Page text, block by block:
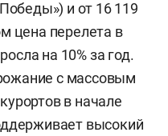
и от 16 119
цена перелета в
на 10% за год.
с массовым
в начале
высокий